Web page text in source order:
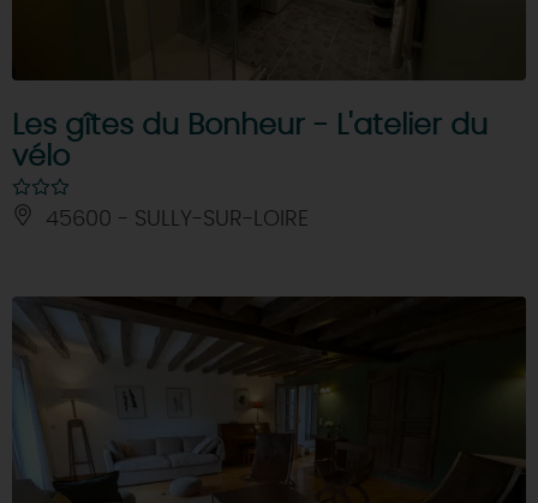
Les gîtes du Bonheur - L'atelier du
vélo
45600 - SULLY-SUR-LOIRE